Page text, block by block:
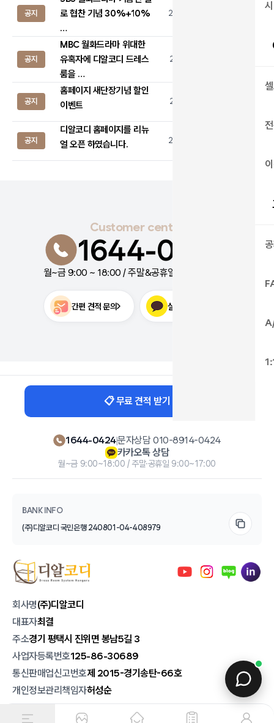
공지
로 협찬 기념 30%+10%
…
2018.05.09
공지
MBC 월화드라마 위대한
유혹자에 디알코디 드레스
룸을 …
2018.03.16
공지
홈페이지 새단장기념 할인
이벤트
2018.02.19
공지
디알코디 홈페이지를 리뉴
얼 오픈 하였습니다.
2018.02.09
Customer center
1644-0424
월~금 9:00 ~ 18:00 / 주말&공휴일 9:00 ~ 17:00
간편 견적 문의 실시간 카톡 상담
📋 무료 견적 받기
1644-0424|문자상담 010-8914-0424
카카오톡 상담
월~금 9:00~18:00 / 주말·공휴일 9:00~17:00
BANK INFO
(주)디알코디 국민은행 240801-04-408979
회사명(주)디알코디
대표자최결
주소경기 평택시 진위면 봉남5길 3
사업자등록번호125-86-30689
통신판매업신고번호제 2015-경기송탄-66호
개인정보관리책임자허성순
회사소개 고객센터 이용약관 개인정보보호처리방침